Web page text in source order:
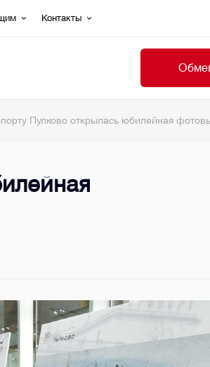
Контакты
Пулково открылась юбилейная